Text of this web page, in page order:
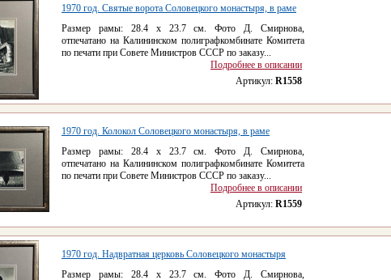
1970 год. Святые ворота Соловецкого монастыря, в раме
Размер рамы: 28.4 x 23.7 см. Фото Д. Смирнова,
отпечатано на Калининском полиграфкомбинате Комитета
по печати при Совете Министров СССР по заказу...
Подробнее в описании
Артикул: R1558
1970 год. Колокол Соловецкого монастыря, в раме
Размер рамы: 28.4 x 23.7 см. Фото Д. Смирнова,
отпечатано на Калининском полиграфкомбинате Комитета
по печати при Совете Министров СССР по заказу...
Подробнее в описании
Артикул: R1559
1970 год. Надвратная церковь Соловецкого монастыря
Размер рамы: 28.4 x 23.7 см. Фото Д. Смирнова,